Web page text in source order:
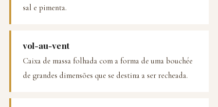
sal e pimenta.
vol-au-vent
Caixa de massa folhada com a forma de uma bouchée
de grandes dimensões que se destina a ser recheada.